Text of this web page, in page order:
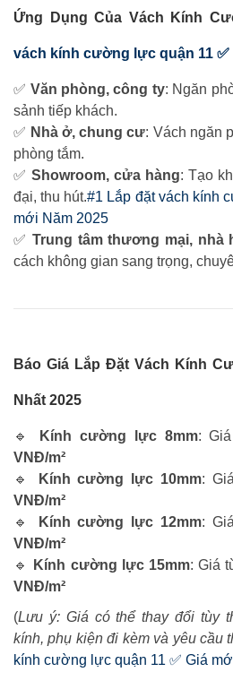
Ứng Dụng Của Vách Kính
vách kính cường lực quận 11 ✅
✅ Văn phòng, công ty: Ngăn
sảnh tiếp khách.
✅ Nhà ở, chung cư: Vách ngăn
phòng tắm.
✅ Showroom, cửa hàng: Tạo
đại, thu hút.#1 Lắp đặt vách kính
mới Năm 2025
✅Trung tâm thương mại, nhà
cách không gian sang trọng,
Báo Giá Lắp Đặt Vách Kính
Nhất 2025
🔹 Kính cường lực 8mm:
VNĐ/m²
🔹
Kính cường lực 10mm:
VNĐ/m²
🔹
Kính cường lực 12mm:
VNĐ/m²
🔹
Kính cường lực 15mm: Giá
VNĐ/m²
(Lưu ý: Giá có thể thay đổi tùy
kính, phụ kiện đi kèm và yêu cầu
kính cường lực quận 11 ✅ Giá